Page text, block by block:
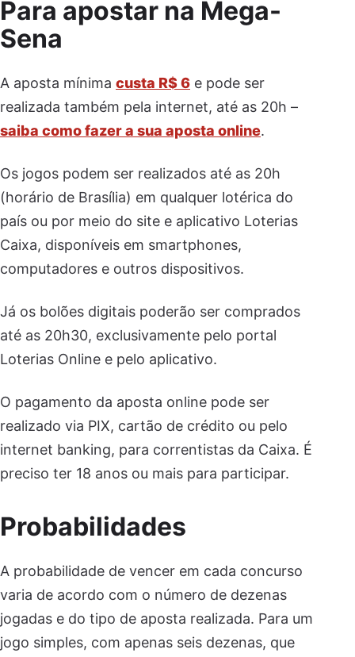
Para apostar na Mega-
Sena
A aposta mínima custa R$ 6 e pode ser
realizada também pela internet, até as 20h –
saiba como fazer a sua aposta online.
Os jogos podem ser realizados até as 20h
(horário de Brasília) em qualquer lotérica do
país ou por meio do site e aplicativo Loterias
Caixa, disponíveis em smartphones,
computadores e outros dispositivos.
Já os bolões digitais poderão ser comprados
até as 20h30, exclusivamente pelo portal
Loterias Online e pelo aplicativo.
O pagamento da aposta online pode ser
realizado via PIX, cartão de crédito ou pelo
internet banking, para correntistas da Caixa. É
preciso ter 18 anos ou mais para participar.
Probabilidades
A probabilidade de vencer em cada concurso
varia de acordo com o número de dezenas
jogadas e do tipo de aposta realizada. Para um
jogo simples, com apenas seis dezenas, que